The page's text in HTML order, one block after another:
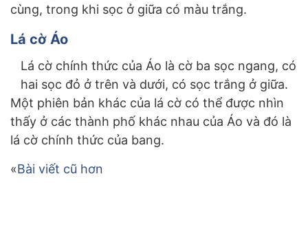
cùng, trong khi sọc ở giữa có màu trắng.
Lá cờ Áo
Lá cờ chính thức của Áo là cờ ba sọc ngang, có
hai sọc đỏ ở trên và dưới, có sọc trắng ở giữa.
Một phiên bản khác của lá cờ có thể được nhìn
thấy ở các thành phố khác nhau của Áo và đó là
lá cờ chính thức của bang.
Điều
Bài viết cũ hơn